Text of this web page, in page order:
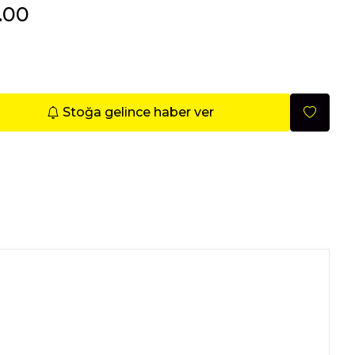
Nisan 2026Stoğa gelince haber ver